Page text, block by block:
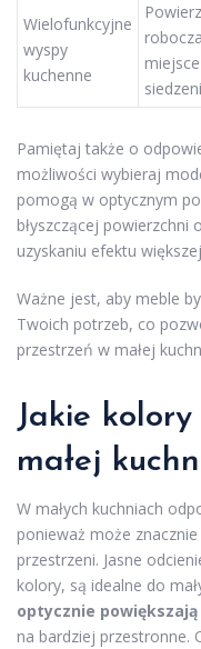
Wielofunkcyjne
wyspy
kuchenne
Pamiętaj także o
możliwości wybieraj
pomogą w optycznym
błyszczącej
uzyskaniu efektu
Ważne jest, aby meble
Twoich potrzeb, co
przestrzeń w małej
Jakie
małej
W małych kuchniach
ponieważ może
przestrzeni. Jasne
kolory, są idealne do
optycznie
na bardziej przestronne.